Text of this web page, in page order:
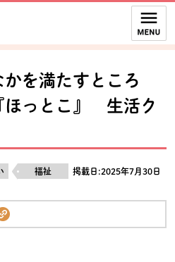
ーです。
ップする
で。
かを満たすところ
ほっとこ』 生活ク
福祉 掲載日:2025年7月30日